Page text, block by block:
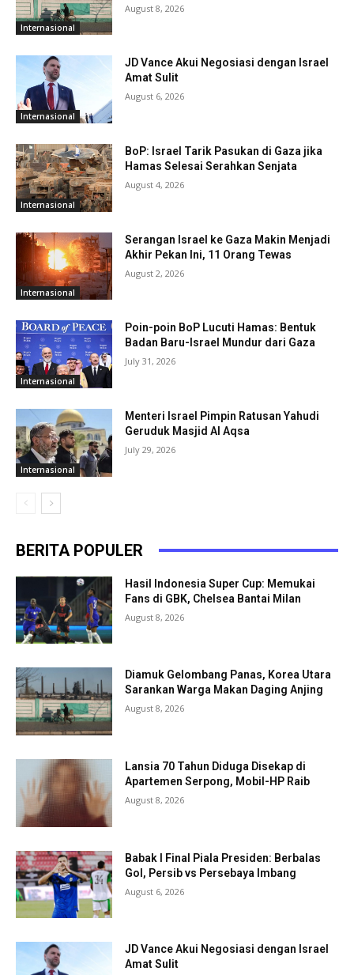
Internasional
August 8, 2026
Internasional
JD Vance Akui Negosiasi dengan Israel
Amat Sulit
August 6, 2026
Internasional
BoP: Israel Tarik Pasukan di Gaza jika
Hamas Selesai Serahkan Senjata
August 4, 2026
Internasional
Serangan Israel ke Gaza Makin Menjadi
Akhir Pekan Ini, 11 Orang Tewas
August 2, 2026
Internasional
Poin-poin BoP Lucuti Hamas: Bentuk
Badan Baru-Israel Mundur dari Gaza
July 31, 2026
Internasional
Menteri Israel Pimpin Ratusan Yahudi
Geruduk Masjid Al Aqsa
July 29, 2026
BERITA POPULER
Hasil Indonesia Super Cup: Memukai
Fans di GBK, Chelsea Bantai Milan
August 8, 2026
Diamuk Gelombang Panas, Korea Utara
Sarankan Warga Makan Daging Anjing
August 8, 2026
Lansia 70 Tahun Diduga Disekap di
Apartemen Serpong, Mobil-HP Raib
August 8, 2026
Babak I Final Piala Presiden: Berbalas
Gol, Persib vs Persebaya Imbang
August 6, 2026
JD Vance Akui Negosiasi dengan Israel
Amat Sulit